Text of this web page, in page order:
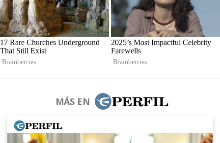
MÁS EN